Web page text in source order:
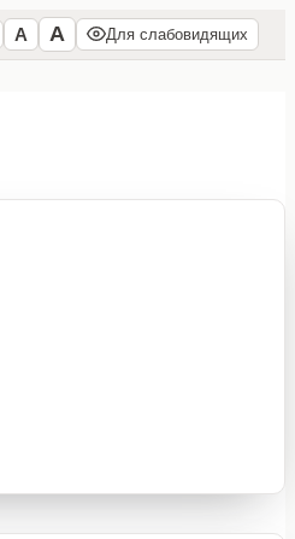
А А Для слабовидящих